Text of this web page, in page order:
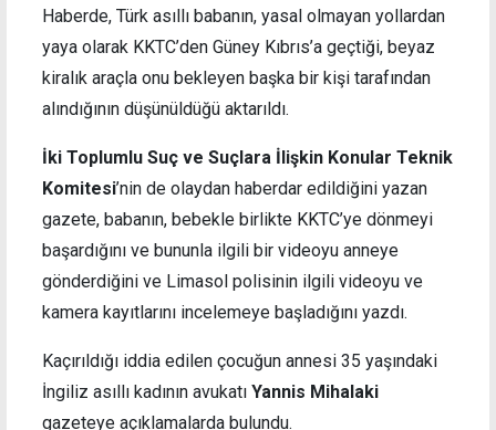
Haberde, Türk asıllı babanın, yasal olmayan yollardan
yaya olarak KKTC’den Güney Kıbrıs’a geçtiği, beyaz
kiralık araçla onu bekleyen başka bir kişi tarafından
alındığının düşünüldüğü aktarıldı.
İki Toplumlu Suç ve Suçlara İlişkin Konular Teknik
Komitesi’nin de olaydan haberdar edildiğini yazan
gazete, babanın, bebekle birlikte KKTC’ye dönmeyi
başardığını ve bununla ilgili bir videoyu anneye
gönderdiğini ve Limasol polisinin ilgili videoyu ve
kamera kayıtlarını incelemeye başladığını yazdı.
Kaçırıldığı iddia edilen çocuğun annesi 35 yaşındaki
İngiliz asıllı kadının avukatı Yannis Mihalaki
gazeteye açıklamalarda bulundu.